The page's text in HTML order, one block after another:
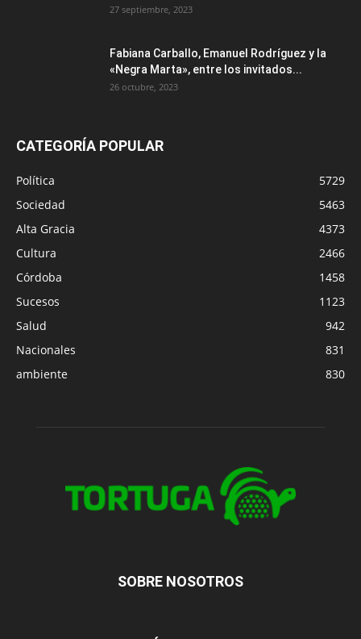
27 septiembre, 2023
Fabiana Carballo, Emanuel Rodríguez y la
«Negra Marta», entre los invitados...
26 octubre, 2023
CATEGORÍA POPULAR
Política
5729
Sociedad
5463
Alta Gracia
4373
Cultura
2466
Córdoba
1458
Sucesos
1123
Salud
942
Nacionales
831
ambiente
830
SOBRE NOSOTROS